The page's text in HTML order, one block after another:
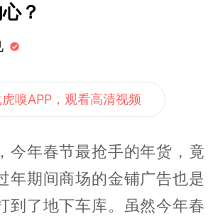
？
嗅APP，观看高清视频
今年春节最抢手的年货，竟
年期间商场的金铺广告也是
到了地下车库。虽然今年春